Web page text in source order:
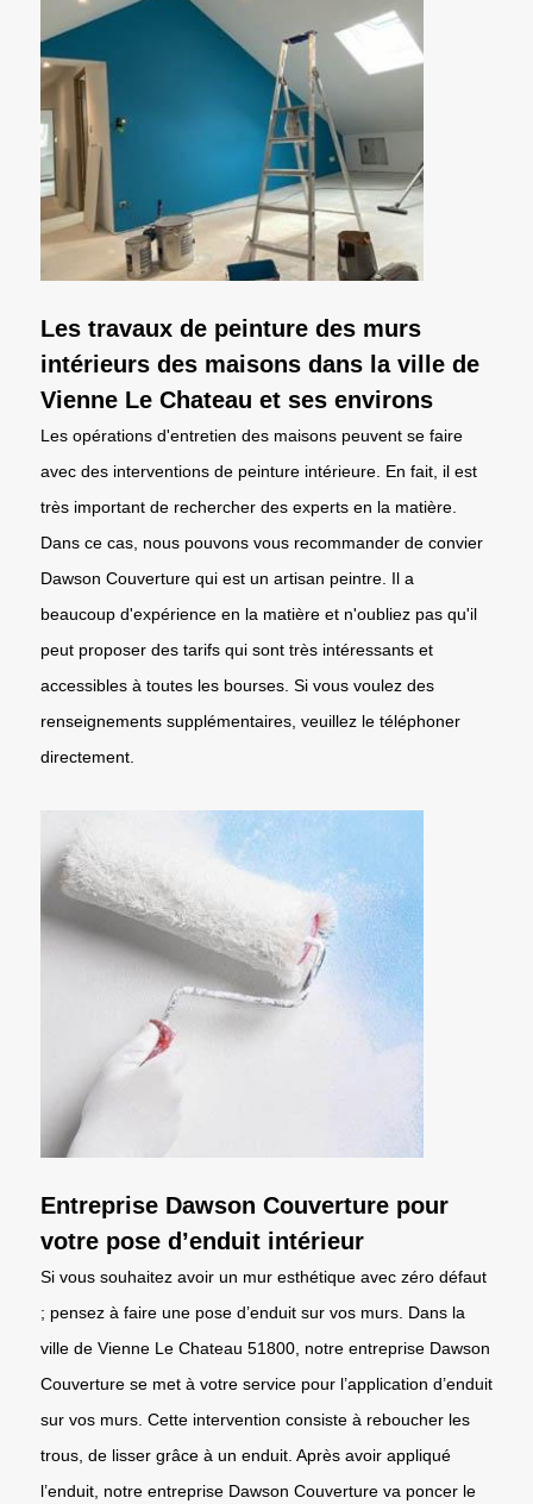
Les travaux de peinture des murs
intérieurs des maisons dans la ville de
Vienne Le Chateau et ses environs
Les opérations d'entretien des maisons peuvent se faire
avec des interventions de peinture intérieure. En fait, il est
très important de rechercher des experts en la matière.
Dans ce cas, nous pouvons vous recommander de convier
Dawson Couverture qui est un artisan peintre. Il a
beaucoup d'expérience en la matière et n'oubliez pas qu'il
peut proposer des tarifs qui sont très intéressants et
accessibles à toutes les bourses. Si vous voulez des
renseignements supplémentaires, veuillez le téléphoner
directement.
Entreprise Dawson Couverture pour
votre pose d’enduit intérieur
Si vous souhaitez avoir un mur esthétique avec zéro défaut
; pensez à faire une pose d’enduit sur vos murs. Dans la
ville de Vienne Le Chateau 51800, notre entreprise Dawson
Couverture se met à votre service pour l’application d’enduit
sur vos murs. Cette intervention consiste à reboucher les
trous, de lisser grâce à un enduit. Après avoir appliqué
l’enduit, notre entreprise Dawson Couverture va poncer le